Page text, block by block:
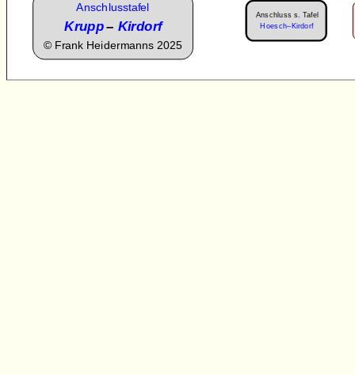
Anschlusstafel
Krupp– Kirdorf
© Frank Heidermanns 2025
Anschluss s. Tafel
Hoesch–Kirdorf